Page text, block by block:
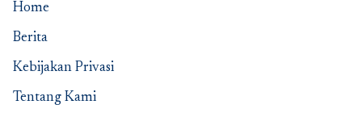
Home
Berita
Kebijakan Privasi
Tentang Kami